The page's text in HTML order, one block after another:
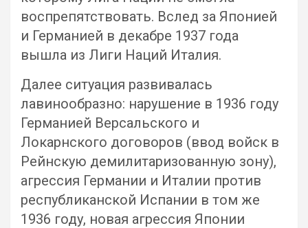
воспрепятствовать. Вслед за Японией
и Германией в декабре 1937 года
вышла из Лиги Наций Италия.
Далее ситуация развивалась
лавинообразно: нарушение в 1936 году
Германией Версальского и
Локарнского договоров (ввод войск в
Рейнскую демилитаризованную зону),
агрессия Германии и Италии против
республиканской Испании в том же
1936 году, новая агрессия Японии